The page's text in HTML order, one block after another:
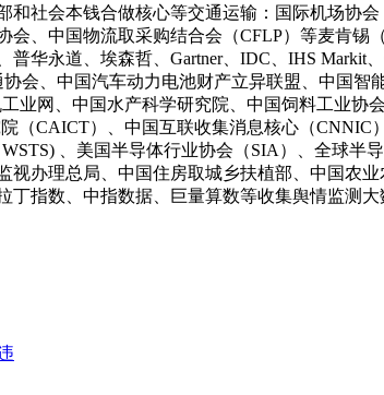
社会本钱合做核心等交通运输：国际机场协
、中国物流取采购结合会（CFLP）等麦肯
普华永道、埃森哲、Gartner、IDC、IHS Markit
会、中国汽车动力电池财产立异联盟、中国
业网、中国水产科学研究院、中国饲料工业
院（CAICT）、中国互联收集消息核心（
、美国半导体行业协会（SIA）、全球半
视办理总局、中国住房取城乡扶植部、中国农
指数、中指数据、巨量算数等收集舆情监测